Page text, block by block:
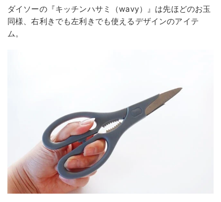
ダイソーの『キッチンハサミ（wavy）』は先ほどのお玉
同様、右利きでも左利きでも使えるデザインのアイテ
ム。